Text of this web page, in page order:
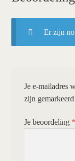
Er zijn
Je e-mailadres
zijn
Je beoordeling *